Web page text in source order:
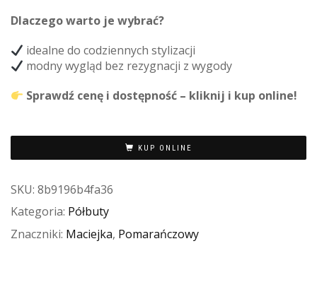
Dlaczego warto je wybrać?
idealne do codziennych stylizacji
modny wygląd bez rezygnacji z wygody
Sprawdź cenę i dostępność – kliknij i kup online!
KUP ONLINE
SKU: 8b9196b4fa36
Kategoria: Półbuty
Znaczniki: Maciejka, Pomarańczowy